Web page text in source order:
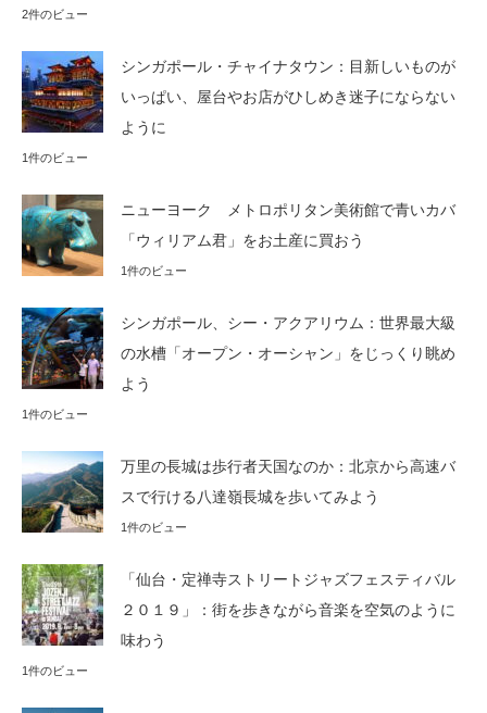
2件のビュー
シンガポール・チャイナタウン：目新しいものが
いっぱい、屋台やお店がひしめき迷子にならない
ように
1件のビュー
ニューヨーク メトロポリタン美術館で青いカバ
「ウィリアム君」をお土産に買おう
1件のビュー
シンガポール、シー・アクアリウム：世界最大級
の水槽「オープン・オーシャン」をじっくり眺め
よう
1件のビュー
万里の長城は歩行者天国なのか：北京から高速バ
スで行ける八達嶺長城を歩いてみよう
1件のビュー
「仙台・定禅寺ストリートジャズフェスティバル
２０１９」：街を歩きながら音楽を空気のように
味わう
1件のビュー